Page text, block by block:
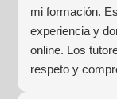
mi formación.
experiencia y
online. Los
respeto y